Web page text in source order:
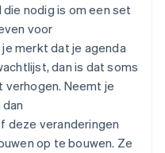
nodig is om een set
voor
merkt dat je agenda
dan is dat soms
verhogen. Neemt je
deze veranderingen
op te bouwen. Ze